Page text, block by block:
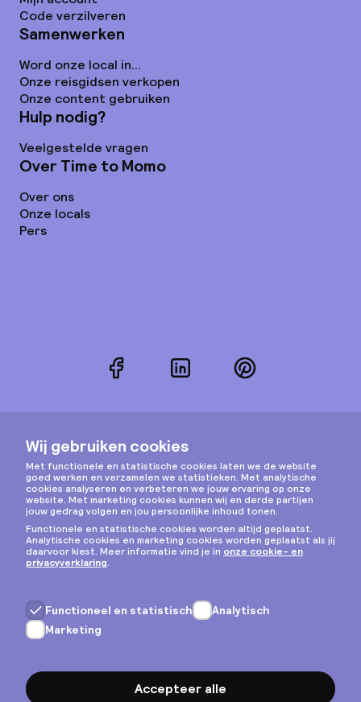
Code verzilveren
Samenwerken
Word onze local in...
Onze reisgidsen verkopen
Onze content gebruiken
Hulp nodig?
Veelgestelde vragen
Over Time to Momo
Over ons
Onze locals
Pers
FacebookLinkedInPinterest
Instagram
Privacy & cookies
Algemene voorwaarden